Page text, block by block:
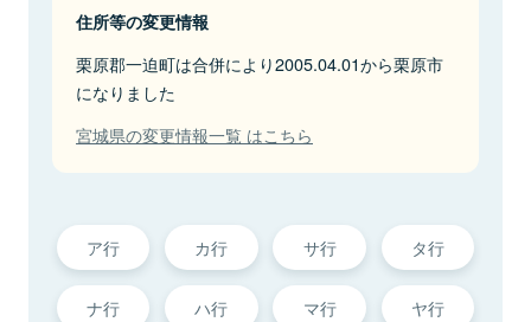
住所等の変更情報
栗原郡一迫町は合併により2005.04.01から栗原市
になりました
宮城県の変更情報一覧 はこちら
ア行 カ行 サ行 タ行
ナ行 ハ行 マ行 ヤ行